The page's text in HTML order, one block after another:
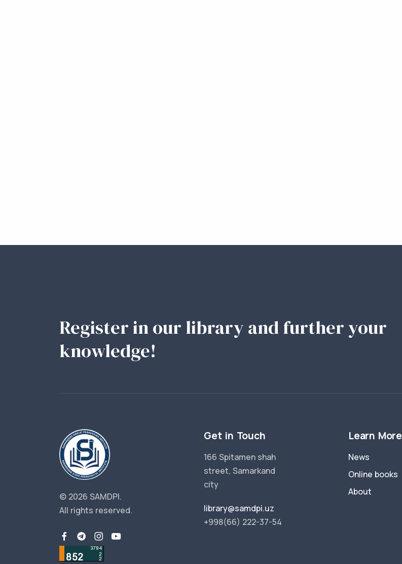
Register in our library and further your
knowledge!
© 2026 SAMDPI.
All rights reserved.
Get in Touch
166 Spitamen shah
street, Samarkand
city
library@samdpi.uz
+998(66) 222-37-54
Learn More
News
Online books
About